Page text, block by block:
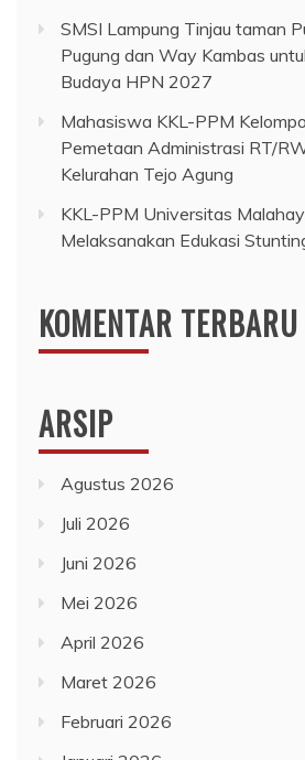
SMSI Lampung Tinjau taman
Pugung dan Way Kambas
Budaya HPN 2027
Mahasiswa KKL-PPM
Pemetaan Administrasi RT/
Kelurahan Tejo Agung
KKL-PPM Universitas
Melaksanakan Edukasi
KOMENTAR TERBARU
ARSIP
Agustus 2026
Juli 2026
Juni 2026
Mei 2026
April 2026
Maret 2026
Februari 2026